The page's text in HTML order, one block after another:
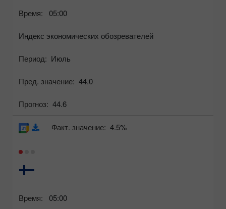
Время: 05:00
Индекс экономических обозревателей
Период: Июль
Пред. значение: 44.0
Прогноз: 44.6
Время: 05:00
Факт. значение: 4.5%